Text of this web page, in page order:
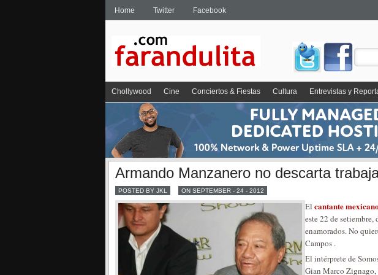
Home Twitter Facebook
Chollywood Cine Conciertos & Fiestas Cultura Entrevistas y
Armando Manzanero no descarta
POSTED BY JKL ON SEPTEMBER - 24 - 2012
El cantante
este 22 de
enamorados. No
Campos .
El intérprete de
Gian Marco Zignago,